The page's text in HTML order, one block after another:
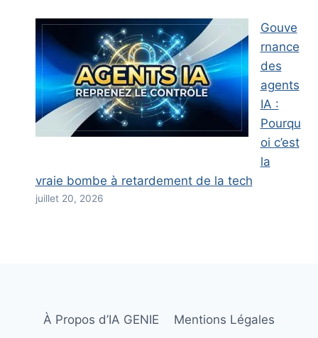
Gouve
rnance
des
agents
IA :
Pourqu
oi c’est
la
vraie bombe à retardement de la tech
juillet 20, 2026
À Propos d’IA GENIE Mentions Légales